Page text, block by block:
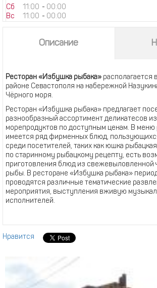
Сб
11:00 - 00:00
Вс
11:00 - 00:00
Описание
Ресторан «Избушка рыбака» располагается
районе Севастополя на набережной
Чёрного моря.
Ресторан «Избушка рыбака» предлагает
разнообразный ассортимент деликатесов
морепродуктов по доступным ценам. В меню
имеется ряд фирменных блюд,
среди посетителей, таких как юшка
по старинному рыбацкому рецепту, есть
приготовления блюд из свежевыловленной
рыбы. В ресторане «Избушка рыбака»
проводятся различные тематические
мероприятия, выступления вживую
исполнителей.
Нравится